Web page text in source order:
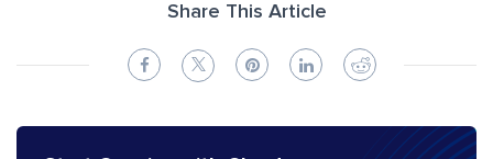
Share This Article